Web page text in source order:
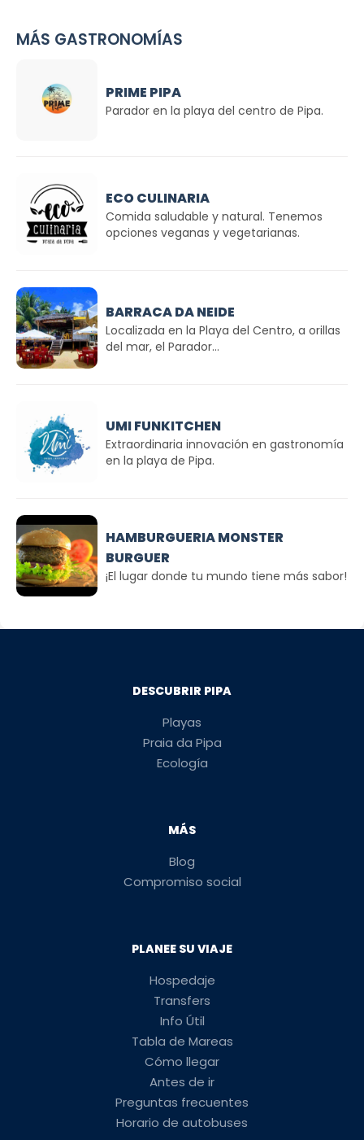
MÁS GASTRONOMÍAS
PRIME PIPA
Parador en la playa del centro de Pipa.
ECO CULINARIA
Comida saludable y natural. Tenemos
opciones veganas y vegetarianas.
BARRACA DA NEIDE
Localizada en la Playa del Centro, a orillas
del mar, el Parador...
UMI FUNKITCHEN
Extraordinaria innovación en gastronomía
en la playa de Pipa.
HAMBURGUERIA MONSTER
BURGUER
¡El lugar donde tu mundo tiene más sabor!
DESCUBRIR PIPA
Playas
Praia da Pipa
Ecología
MÁS
Blog
Compromiso social
PLANEE SU VIAJE
Hospedaje
Transfers
Info Útil
Tabla de Mareas
Cómo llegar
Antes de ir
Preguntas frecuentes
Horario de autobuses